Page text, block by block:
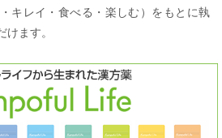
キレイ・食べる・楽しむ）をもとに執
ます。